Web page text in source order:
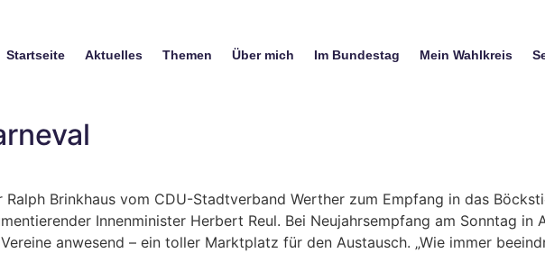
Startseite Aktuelles Themen Über mich Im Bundestag Mein Wahlkreis
Brinkhaus vom CDU-Stadtverband Werther zum Empfang in das
Innenminister Herbert Reul. Bei Neujahrsempfang am Sonntag in
anwesend – ein toller Marktplatz für den Austausch. „Wie immer